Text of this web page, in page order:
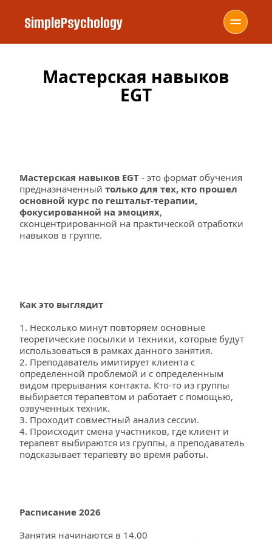
SimplePsychology
Мастерская навыков
EGT
Мастерская навыков EGT - это формат обучения
предназначенный только для тех, кто прошел
основной курс по гештальт-терапии,
фокусированной на эмоциях,
сконцентрированной на практической отработки
навыков в группе.
Как это выглядит
1. Несколько минут повторяем основные
теоретические посылки и техники, которые будут
использоваться в рамках данного занятия.
2. Преподаватель имитирует клиента с
определенной проблемой и с определенным
видом прерывания контакта. Кто-то из группы
выбирается терапевтом и работает с помощью,
озвученных техник.
3. Проходит совместный анализ сессии.
4. Происходит смена участников, где клиент и
терапевт выбираются из группы, а преподаватель
подсказывает терапевту во время работы.
Расписание 2026
Занятия начинаются в 14.00